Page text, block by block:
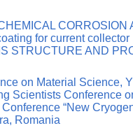
CORROSION
for current
STRUCTURE AND
on Material Science,
Scientists Conference
“New
Romania